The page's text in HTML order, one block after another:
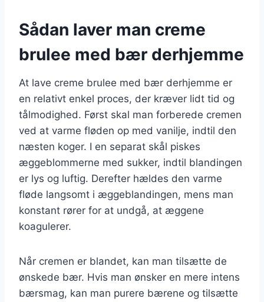
Sådan laver man creme
brulee med bær derhjemme
At lave creme brulee med bær derhjemme er
en relativt enkel proces, der kræver lidt tid og
tålmodighed. Først skal man forberede cremen
ved at varme fløden op med vanilje, indtil den
næsten koger. I en separat skål piskes
æggeblommerne med sukker, indtil blandingen
er lys og luftig. Derefter hældes den varme
fløde langsomt i æggeblandingen, mens man
konstant rører for at undgå, at æggene
koagulerer.
Når cremen er blandet, kan man tilsætte de
ønskede bær. Hvis man ønsker en mere intens
bærsmag, kan man purere bærene og tilsætte